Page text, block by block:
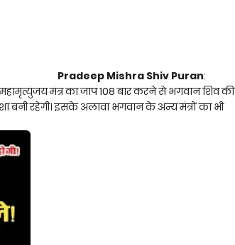
Pradeep Mishra Shiv Puran:
मंत्र का जाप 108 बार करने से भगवान शिव की
बनी रहेगी। इसके अलावा भगवान के अन्य मंत्रों का भी